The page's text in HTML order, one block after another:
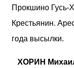
Прокшино Гусь-
Крестьянин.
года высылки.
ХОРИН